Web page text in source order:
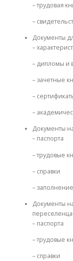
– трудовая
–
Документы
–
– дипломы и
– зачетные
–
–
Документы
– паспорта
– трудовые
– справки
–
Документы
– паспорта
– трудовые
– справки